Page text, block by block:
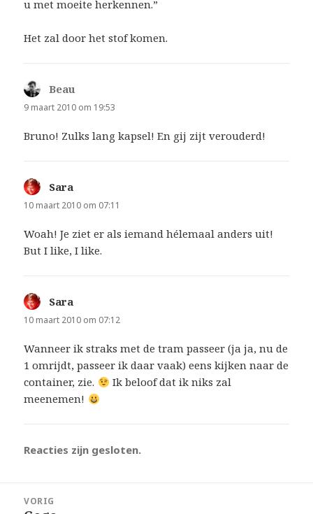
u met moeite herkennen.”
Het zal door het stof komen.
Beau
9 maart 2010 om 19:53
Bruno! Zulks lang kapsel! En gij zijt verouderd!
Sara
10 maart 2010 om 07:11
Woah! Je ziet er als iemand hélemaal anders uit!
But I like, I like.
Sara
10 maart 2010 om 07:12
Wanneer ik straks met de tram passeer (ja ja, nu de
1 omrijdt, passeer ik daar vaak) eens kijken naar de
container, zie.
Ik beloof dat ik niks zal
meenemen!
Reacties zijn gesloten.
navigatie
VORIG